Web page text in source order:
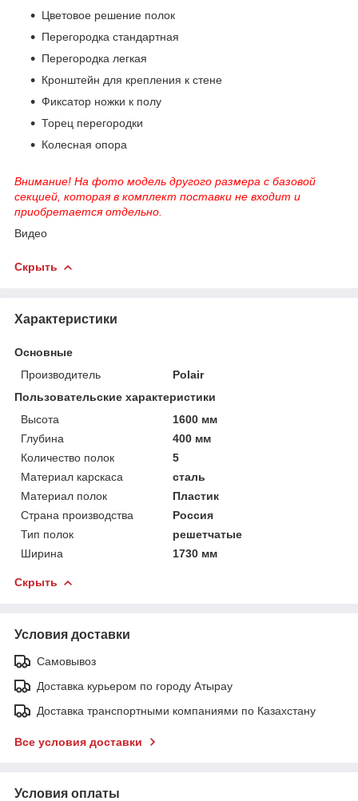
Цветовое решение полок
Перегородка стандартная
Перегородка легкая
Кронштейн для крепления к стене
Фиксатор ножки к полу
Торец перегородки
Колесная опора
Внимание! На фото модель другого размера c базовой
секцией, которая в комплект поставки не входит и
приобретается отдельно.
Видео
Скрыть
Характеристики
Основные
Производитель
Polair
Пользовательские характеристики
Высота
1600 мм
Глубина
400 мм
Количество полок
5
Материал карскаса
сталь
Материал полок
Пластик
Страна производства
Россия
Тип полок
решетчатые
Ширина
1730 мм
Скрыть
Условия доставки
Самовывоз
Доставка курьером по городу Атырау
Доставка транспортными компаниями по Казахстану
Все условия доставки
Условия оплаты